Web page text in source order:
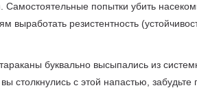
Самостоятельные попытки убить
резистентность
буквально высыпались из
столкнулись с этой напастью, забудьте